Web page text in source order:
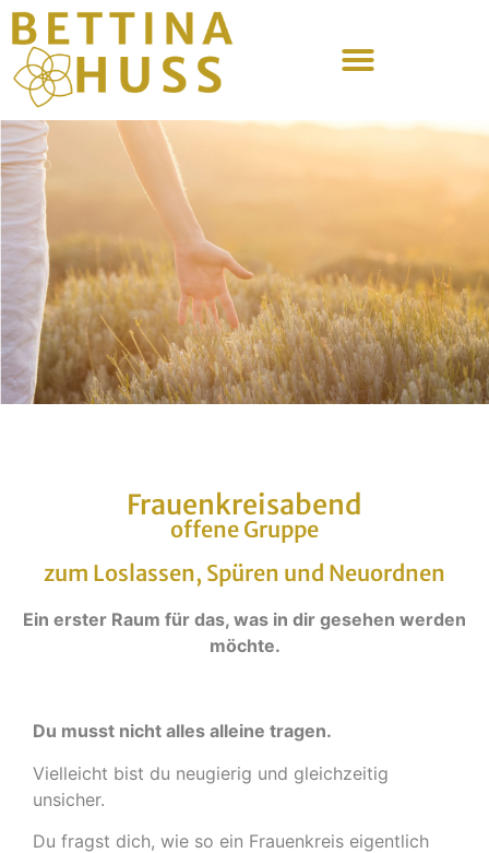
Frauenkreisabend
offene Gruppe
zum Loslassen, Spüren und Neuordnen
Ein erster Raum für das, was in dir gesehen werden
möchte.
Du musst nicht alles alleine tragen.
Vielleicht bist du neugierig und gleichzeitig
unsicher.
Du fragst dich, wie so ein Frauenkreis eigentlich